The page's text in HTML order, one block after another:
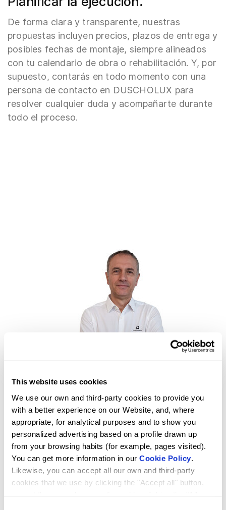
This website uses cookies
We use our own and third-party cookies to provide you
with a better experience on our Website, and, where
appropriate, for analytical purposes and to show you
personalized advertising based on a profile drawn up
from your browsing habits (for example, pages visited).
You can get more information in our Cookie Policy
Likewise, you can accept all our own and third-party
cookies that we use by clicking the "Accept all" button,
De forma clara y transparente, nuestras
propuestas incluyen precios, plazos de entrega y
posibles fechas de montaje, siempre alineados
con tu calendario de obra o rehabilitación. Y, por
supuesto, contarás en todo momento con una
persona de contacto en DUSCHOLUX para
resolver cualquier duda y acompañarte durante
todo el proceso.
Andrés
Responsable Técnico Comercial